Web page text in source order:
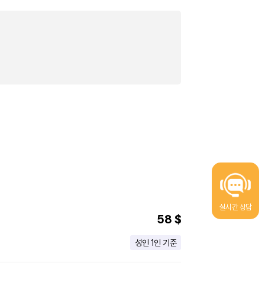
58 $
성인 1인 기준
실시간 상담